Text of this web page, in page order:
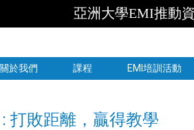
亞洲大學EMI推動
關於我們 課程 EMI培訓活動
打敗距離，贏得教學